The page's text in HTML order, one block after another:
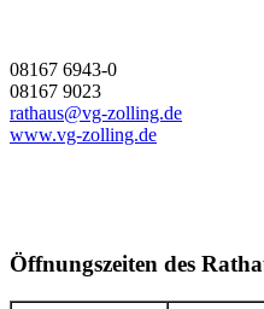
08167 6943-0
08167 9023
rathaus@vg-zolling.de
www.vg-zolling.de
Öffnungszeiten des